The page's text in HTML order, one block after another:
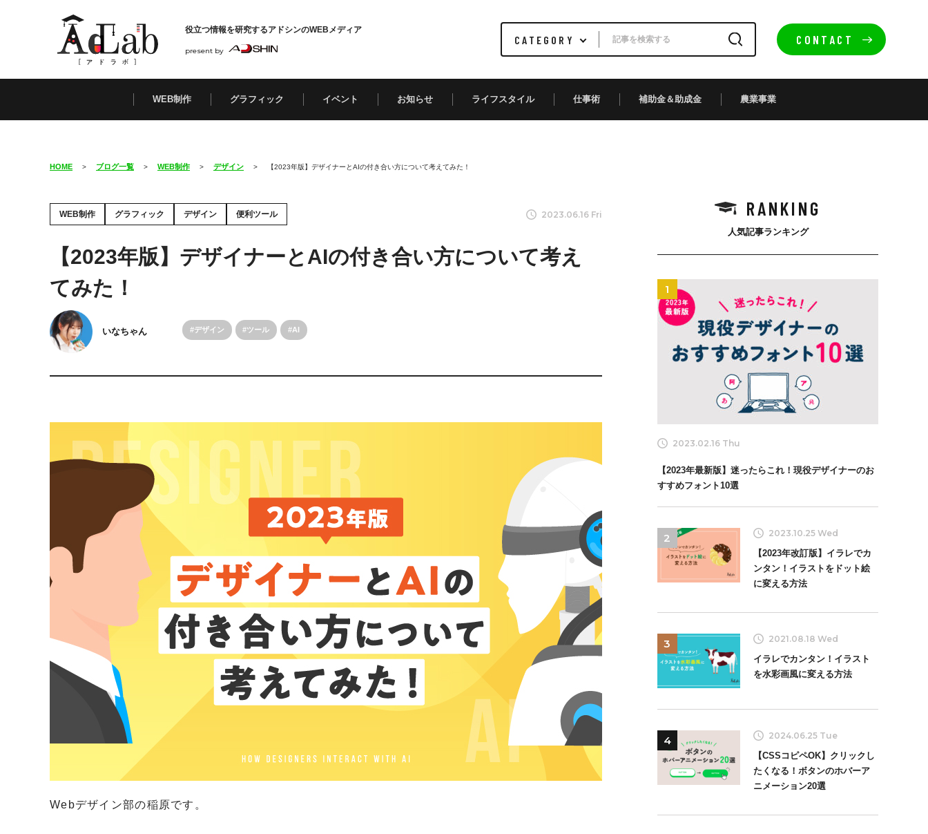
役立つ情報を研究するアドシンのWEBメディア
present by
CONTACT
WEB制作 グラフィック イベント お知らせ ライフスタイル 仕事術 補助金＆助成金 農業事業
HOME > ブログ一覧 > WEB制作 > デザイン > 【2023年版】デザイナーとAIの付き合い方について考えてみた！
WEB制作 グラフィック デザイン 便利ツール 2023.06.16 Fri
【2023年版】デザイナーとAIの付き合い方について考え
てみた！
いなちゃん デザイン ツール AI
Webデザイン部の稲原です。
RANKING
人気記事ランキング
1
2023.02.16 Thu
【2023年最新版】迷ったらこれ！現役デザイナーのお
すすめフォント10選
2
2023.10.25 Wed
【2023年改訂版】イラレでカ
ンタン！イラストをドット絵
に変える方法
3
2021.08.18 Wed
イラレでカンタン！イラスト
を水彩画風に変える方法
4
2024.06.25 Tue
【CSSコピペOK】クリックし
たくなる！ボタンのホバーア
ニメーション20選